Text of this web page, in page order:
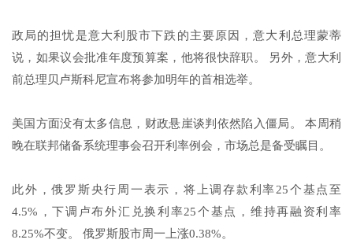
政局的担忧是意大利股市下跌的主要原因，意大利总理蒙蒂
说，如果议会批准年度预算案，他将很快辞职。 另外，意大利
前总理贝卢斯科尼宣布将参加明年的首相选举。
美国方面没有太多信息，财政悬崖谈判依然陷入僵局。 本周稍
晚在联邦储备系统理事会召开利率例会，市场总是备受瞩目。
此外，俄罗斯央行周一表示，将上调存款利率25个基点至
4.5%，下调卢布外汇兑换利率25个基点，维持再融资利率
8.25%不变。 俄罗斯股市周一上涨0.38%。